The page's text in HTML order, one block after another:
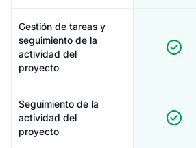
Gestión de tareas y
seguimiento de la
actividad del
proyecto
Seguimiento de la
actividad del
proyecto